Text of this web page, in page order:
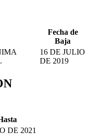
Fecha de
Baja
16 DE JULIO
DE 2019
DE 2021